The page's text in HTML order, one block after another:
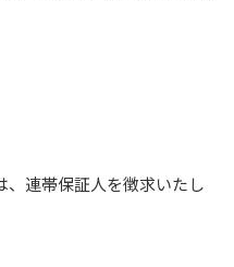
連帯保証人を徴求いたし